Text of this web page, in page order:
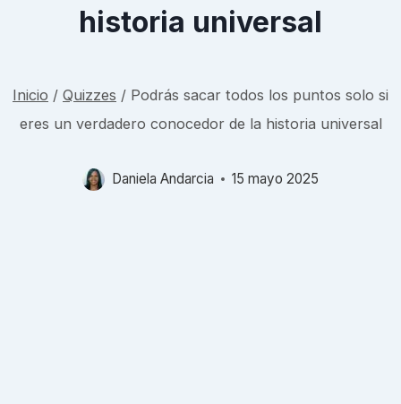
historia universal
Inicio / Quizzes / Podrás sacar todos los puntos solo si
eres un verdadero conocedor de la historia universal
Daniela Andarcia 15 mayo 2025